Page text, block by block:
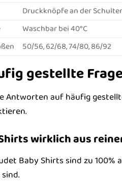
Druckknöpfe an der Schulter
Waschbar bei 40°C
50/56, 62/68, 74/80, 86/92
gestellte
Antworten auf häufig
wirklich aus
Baby Shirts sind zu